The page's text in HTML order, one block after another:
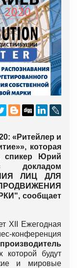
«Ритейлер и
которая
спикер
Юрий
ЛИЦ ДЛЯ
", сообщает
XII Ежегодная
которой будут
и мировые